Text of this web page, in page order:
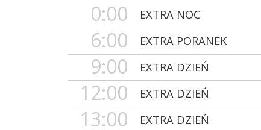
0:00 EXTRA NOC
6:00 EXTRA PORANEK
9:00 EXTRA DZIEŃ
12:00 EXTRA DZIEŃ
13:00 EXTRA DZIEŃ